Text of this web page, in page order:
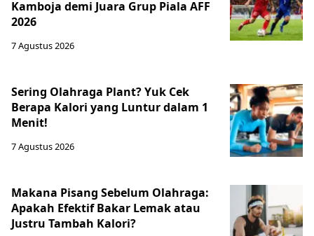
Kamboja demi Juara Grup Piala AFF
2026
7 Agustus 2026
Sering Olahraga Plant? Yuk Cek
Berapa Kalori yang Luntur dalam 1
Menit!
7 Agustus 2026
Makana Pisang Sebelum Olahraga:
Apakah Efektif Bakar Lemak atau
Justru Tambah Kalori?